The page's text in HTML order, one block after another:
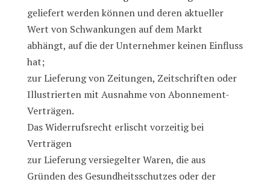
geliefert werden können und deren aktueller
Wert von Schwankungen auf dem Markt
abhängt, auf die der Unternehmer keinen Einfluss
hat;
zur Lieferung von Zeitungen, Zeitschriften oder
Illustrierten mit Ausnahme von Abonnement-
Verträgen.
Das Widerrufsrecht erlischt vorzeitig bei
Verträgen
zur Lieferung versiegelter Waren, die aus
Gründen des Gesundheitsschutzes oder der